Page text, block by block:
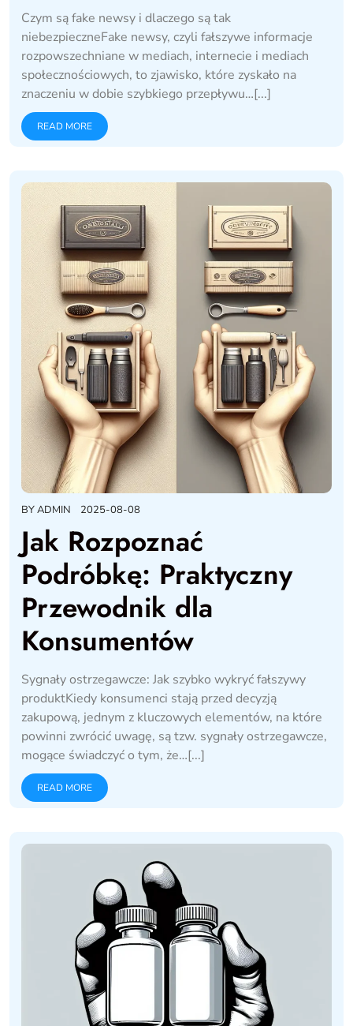
Czym są fake newsy i dlaczego są tak
niebezpieczneFake newsy, czyli fałszywe informacje
rozpowszechniane w mediach, internecie i mediach
społecznościowych, to zjawisko, które zyskało na
znaczeniu w dobie szybkiego przepływu…[...]
READ MORE
BYADMIN 2025-08-08
Jak Rozpoznać
Podróbkę: Praktyczny
Przewodnik dla
Konsumentów
Sygnały ostrzegawcze: Jak szybko wykryć fałszywy
produktKiedy konsumenci stają przed decyzją
zakupową, jednym z kluczowych elementów, na które
powinni zwrócić uwagę, są tzw. sygnały ostrzegawcze,
mogące świadczyć o tym, że…[...]
READ MORE